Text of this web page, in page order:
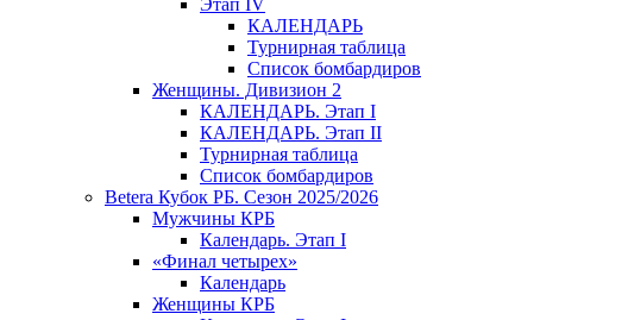
Этап IV
КАЛЕНДАРЬ
Турнирная таблица
Список бомбардиров
Женщины. Дивизион 2
КАЛЕНДАРЬ. Этап I
КАЛЕНДАРЬ. Этап II
Турнирная таблица
Список бомбардиров
Betera Кубок РБ. Сезон 2025/2026
Мужчины КРБ
Календарь. Этап I
«Финал четырех»
Календарь
Женщины КРБ